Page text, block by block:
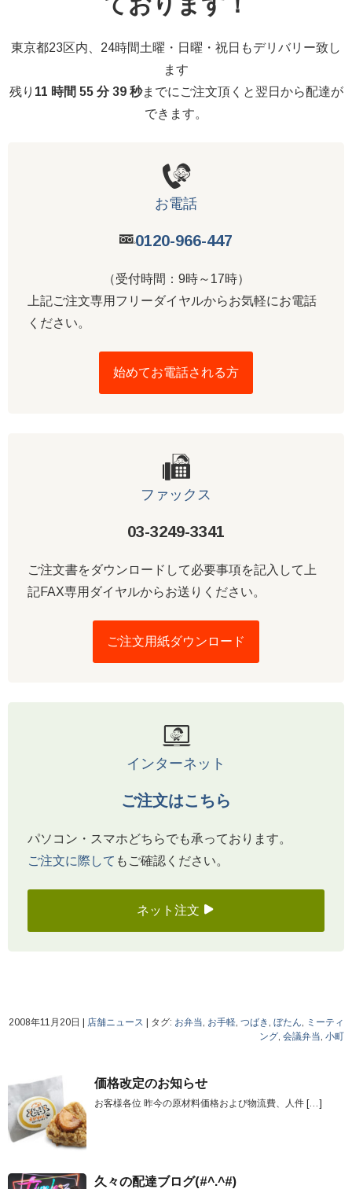
東京都23区内、24時間土曜・日曜・祝日もデリバリー致し
ます
残り 11 時間 55 分 38 秒までにご注文頂くと翌日から配達が
できます。
お電話
0120-966-447
（受付時間：9時～17時）
上記ご注文専用フリーダイヤルからお気軽にお電話
ください。
始めてお電話される方
ファックス
03-3249-3341
ご注文書をダウンロードして必要事項を記入して上
記FAX専用ダイヤルからお送りください。
ご注文用紙ダウンロード
インターネット
ご注文はこちら
パソコン・スマホどちらでも承っております。
ご注文に際して もご確認ください。
ネット注文
2008年11月20日 店舗ニュース タグ: お弁当, お手軽, つばき, ぼたん, ミーティ
ング, 会議弁当, 小町
価格改定のお知らせ
お客様各位 昨今の原材料価格および物流費、人件 […]
久々の配達ブログ(#^.^#)